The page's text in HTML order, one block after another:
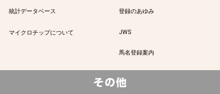
統計データベース 登録のあゆみ
マイクロチップについて JWS
馬名登録案内